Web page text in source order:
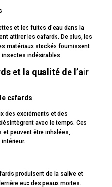
et les fuites d’eau dans la
attirer les cafards. De plus, les
matériaux stockés fournissent
indésirables.
et la qualité de l’air
cafards
des excréments et des
avec le temps. Ces
peuvent être inhalées,
produisent de la salive et
eux des peaux mortes.